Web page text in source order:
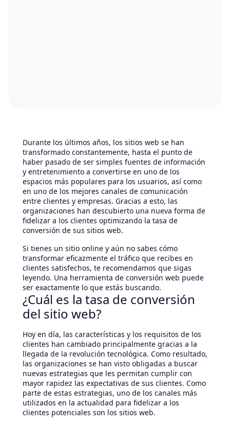
Durante los últimos años, los sitios web se han
transformado constantemente, hasta el punto de
haber pasado de ser simples fuentes de información
y entretenimiento a convertirse en uno de los
espacios más populares para los usuarios, así como
en uno de los mejores canales de comunicación
entre clientes y empresas. Gracias a esto, las
organizaciones han descubierto una nueva forma de
fidelizar a los clientes optimizando la tasa de
conversión de sus sitios web.
Si tienes un sitio online y aún no sabes cómo
transformar eficazmente el tráfico que recibes en
clientes satisfechos, te recomendamos que sigas
leyendo. Una herramienta de conversión web puede
ser exactamente lo que estás buscando.
¿Cuál es la tasa de conversión
del sitio web?
Hoy en día, las características y los requisitos de los
clientes han cambiado principalmente gracias a la
llegada de la revolución tecnológica. Como resultado,
las organizaciones se han visto obligadas a buscar
nuevas estrategias que les permitan cumplir con
mayor rapidez las expectativas de sus clientes. Como
parte de estas estrategias, uno de los canales más
utilizados en la actualidad para fidelizar a los
clientes potenciales son los sitios web.